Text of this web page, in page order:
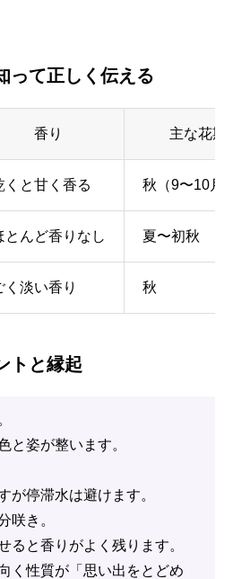
って正しく伝える
香り 主な花期
くと甘く香る 秋（9〜10月
とんど香りなし 夏〜初秋
く淡い香り 秋
トと縁起
と姿が整います。
が停滞水は避けます。
咲き。
ると香りがよく残ります。
く性質が「思い出をとどめ